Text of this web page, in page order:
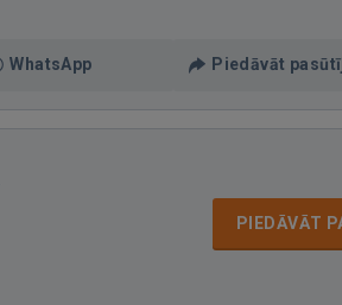
WhatsApp Piedāvāt
PIEDĀVĀT